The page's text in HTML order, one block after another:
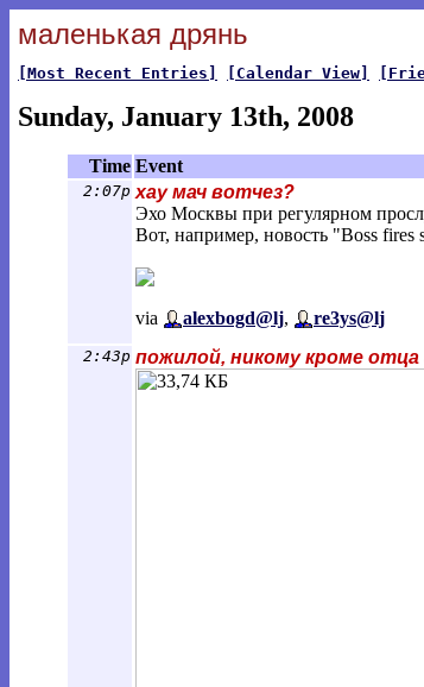
маленькая дрянь
[Most Recent Entries] [Calendar View]
Sunday, January 13th, 2008
Time Event
2:07p хау мач вотчез?
Эхо Москвы при регулярном
Вот, например, новость "Boss
via alexbogd@lj, re3ys@lj
2:43p пожилой, никому кроме